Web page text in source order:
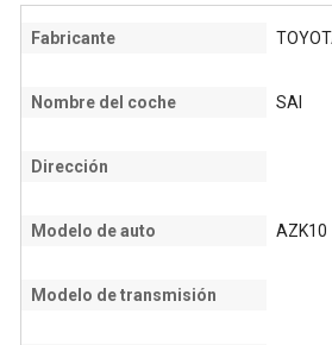
Fabricante
Nombre del coche SAI
Dirección
Modelo de auto AZK10
Modelo de transmisión